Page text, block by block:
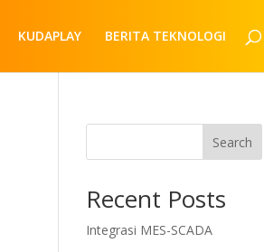
KUDAPLAY BERITA TEKNOLOGI
Search
Recent Posts
Integrasi MES-SCADA